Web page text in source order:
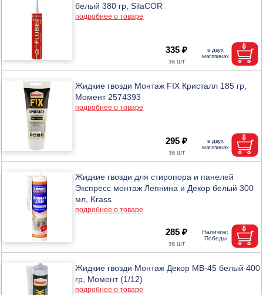
белый 380 гр, SilaCOR
подробнее о товаре
335 ₽
Жидкие гвозди Монтаж FIX Кристалл 185 гр,
Момент 2574393
подробнее о товаре
295 ₽
Жидкие гвозди для стиропора и панелей
Экспресс монтаж Лепнина и Декор белый 300
мл, Krass
подробнее о товаре
285 ₽
Жидкие гвозди Монтаж Декор МВ-45 белый 400
гр, Момент (1/12)
подробнее о товаре